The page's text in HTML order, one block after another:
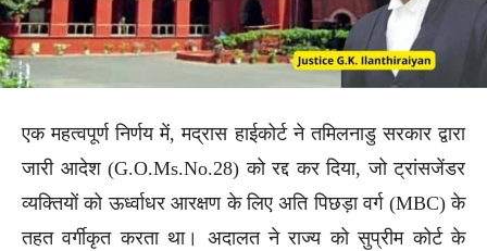
एक महत्वपूर्ण निर्णय में, मद्रास हाईकोर्ट ने तमिलनाडु सरकार द्वारा
जारी आदेश (G.O.Ms.No.28) को रद्द कर दिया, जो ट्रांसजेंडर
व्यक्तियों को ऊर्ध्वाधर आरक्षण के लिए अति पिछड़ा वर्ग (MBC) के
तहत वर्गीकृत करता था। अदालत ने राज्य को सुप्रीम कोर्ट के